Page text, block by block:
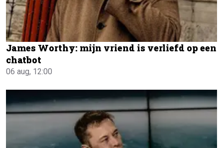
James Worthy: mijn vriend is verliefd op een
chatbot
06 aug, 12:00